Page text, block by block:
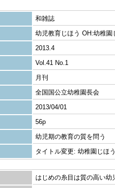
和雑誌
幼児教育じほう OH:幼稚園
2013.4
Vol.41 No.1
月刊
全国国公立幼稚園長会
2013/04/01
56p
幼児期の教育の質を問う
タイトル変更: 幼稚園じほ
はじめの糸目は質の高い幼